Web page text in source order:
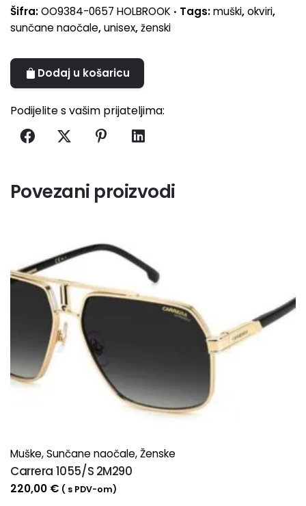
Šifra:OO9384-0657 HOLBROOK Tags:muški,okviri,
sunčane naočale,unisex,ženski
Dodaj u košaricu
A
t
a
t
:
Podijelite s vašim prijateljima:
Povezani proizvodi
Muške,Sunčane naočale,Ženske
Carrera 1055/S 2M290
220,00 € ( s PDV-om)